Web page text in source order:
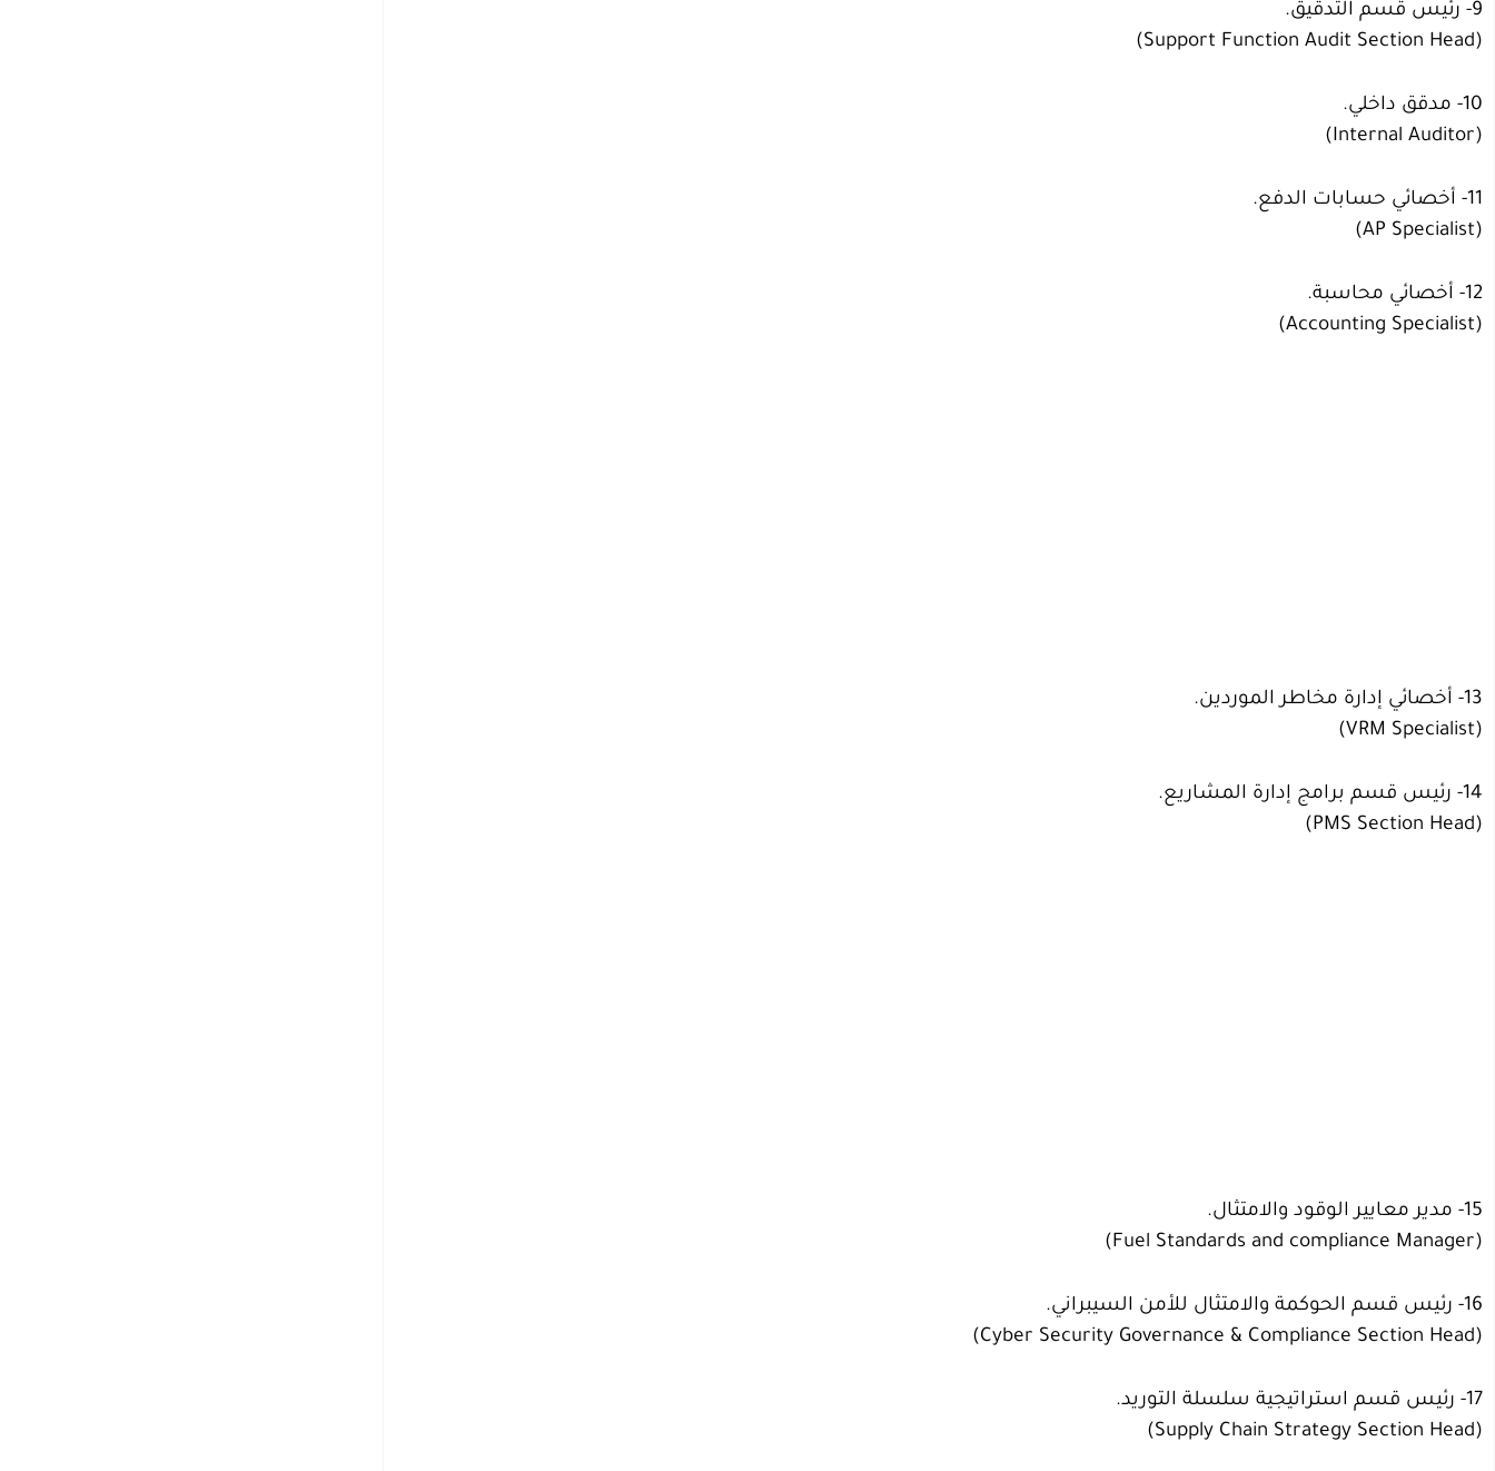
9- رئيس قسم التدقيق.
(Support Function Audit Section Head)
10- مدقق داخلي.
(Internal Auditor)
11- أخصائي حسابات الدفع.
(AP Specialist)
12- أخصائي محاسبة.
(Accounting Specialist)
13- أخصائي إدارة مخاطر الموردين.
(VRM Specialist)
14- رئيس قسم برامج إدارة المشاريع.
(PMS Section Head)
15- مدير معايير الوقود والامتثال.
(Fuel Standards and compliance Manager)
16- رئيس قسم الحوكمة والامتثال للأمن السيبراني.
(Cyber Security Governance & Compliance Section Head)
17- رئيس قسم استراتيجية سلسلة التوريد.
(Supply Chain Strategy Section Head)